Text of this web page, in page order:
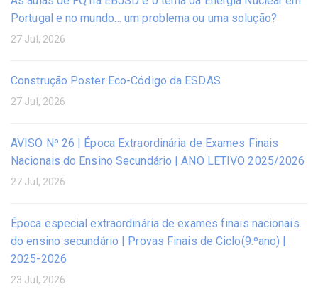
Portugal e no mundo… um problema ou uma solução?
27 Jul, 2026
Construção Poster Eco-Código da ESDAS
27 Jul, 2026
AVISO Nº 26 | Época Extraordinária de Exames Finais
Nacionais do Ensino Secundário | ANO LETIVO 2025/2026
27 Jul, 2026
Época especial extraordinária de exames finais nacionais
do ensino secundário | Provas Finais de Ciclo(9.ºano) |
2025-2026
23 Jul, 2026